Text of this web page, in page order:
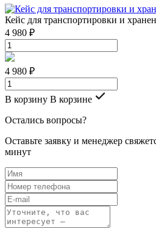
Кейс для транспортировки и
4 980 ₽
4 980 ₽
В корзину В корзине
Остались вопросы?
Оставьте заявку и менеджер
минут